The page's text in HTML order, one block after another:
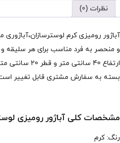
نظرات (0)
آباژور رومیزی کرم
و منحصر به فرد مناسب برای هر سلیقه و
ارتفاع 40
بسته به سفارش مشتری قابل تغییر
مشخصات کلی آباژور رومیزی
رنگ: کرم